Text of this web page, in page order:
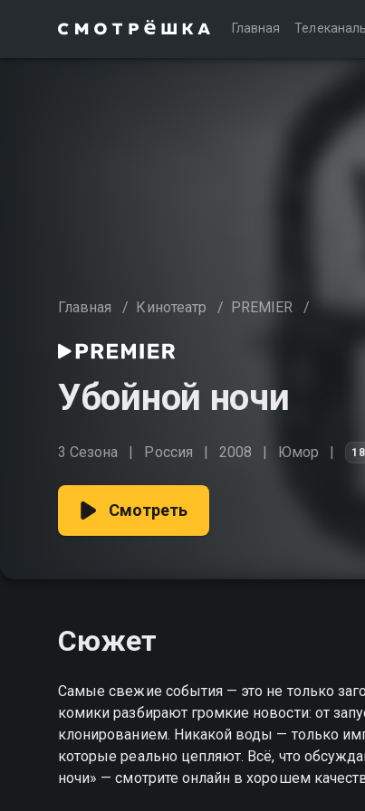
Главная
Главная / Кинотеатр / PREMIER /
Убойной ночи
3 Сезона Россия 2008 Юмор
Смотреть
Сюжет
Самые свежие события — это не только
комики разбирают громкие новости: от
клонированием. Никакой воды — только
которые реально цепляют. Всё, что
ночи» — смотрите онлайн в хорошем